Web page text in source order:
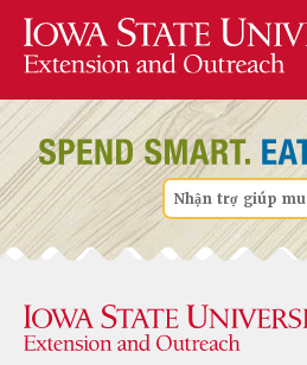
Nhận trợ giúp